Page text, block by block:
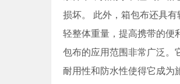
损坏。 此外，箱包布还具
轻整体重量，提高携带的便
包布的应用范围非常广泛。
耐用性和防水性使得它成为